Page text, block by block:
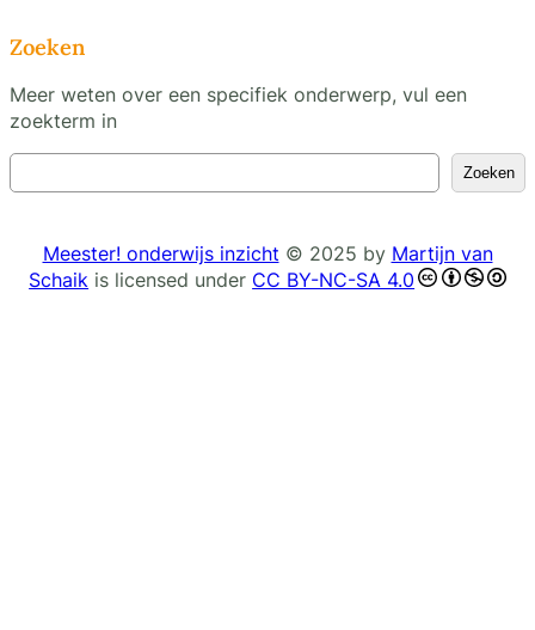
Zoeken
Meer weten over een specifiek onderwerp, vul een
zoekterm in
o
k
e
n
Zoeken
Meester! onderwijs inzicht © 2025 by Martijn van
Schaik is licensed under CC BY-NC-SA 4.0